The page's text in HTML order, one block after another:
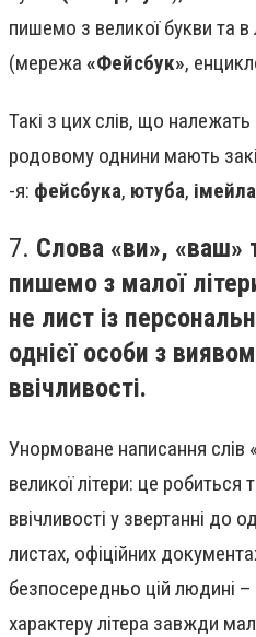
пишемо з великої букви та в
(мережа «Фейсбук»,
Такі з цих слів, що належать
родовому однини мають
-я: фейсбука, ютуба, імейла
7. Слова «ви»,
пишемо з малої
не лист із
однієї особи з
ввічливості.
Унормоване написання слів «
великої літери: це робиться
ввічливості у звертанні до
листах, офіційних
безпосередньо цій людині –
характеру літера завжди